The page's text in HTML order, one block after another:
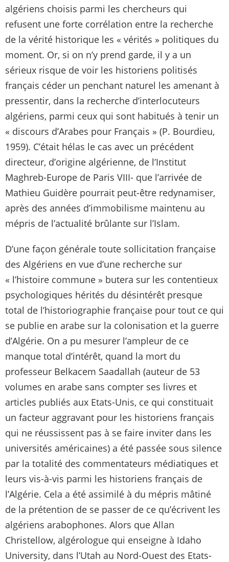
algériens choisis parmi les chercheurs qui
refusent une forte corrélation entre la recherche
de la vérité historique les « vérités » politiques du
moment. Or, si on n’y prend garde, il y a un
sérieux risque de voir les historiens politisés
français céder un penchant naturel les amenant à
pressentir, dans la recherche d’interlocuteurs
algériens, parmi ceux qui sont habitués à tenir un
« discours d’Arabes pour Français » (P. Bourdieu,
1959). C’était hélas le cas avec un précédent
directeur, d’origine algérienne, de l’Institut
Maghreb-Europe de Paris VIII- que l’arrivée de
Mathieu Guidère pourrait peut-être redynamiser,
après des années d’immobilisme maintenu au
mépris de l’actualité brûlante sur l’Islam.
D’une façon générale toute sollicitation française
des Algériens en vue d’une recherche sur
« l’histoire commune » butera sur les contentieux
psychologiques hérités du désintérêt presque
total de l’historiographie française pour tout ce qui
se publie en arabe sur la colonisation et la guerre
d’Algérie. On a pu mesurer l’ampleur de ce
manque total d’intérêt, quand la mort du
professeur Belkacem Saadallah (auteur de 53
volumes en arabe sans compter ses livres et
articles publiés aux Etats-Unis, ce qui constituait
un facteur aggravant pour les historiens français
qui ne réussissent pas à se faire inviter dans les
universités américaines) a été passée sous silence
par la totalité des commentateurs médiatiques et
leurs vis-à-vis parmi les historiens français de
l’Algérie. Cela a été assimilé à du mépris mâtiné
de la prétention de se passer de ce qu’écrivent les
algériens arabophones. Alors que Allan
Christellow, algérologue qui enseigne à Idaho
University, dans l’Utah au Nord-Ouest des Etats-